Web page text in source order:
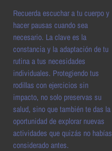
Recuerda escuchar a tu cuerpo y
hacer pausas cuando sea
necesario. La clave es la
constancia y la adaptación de tu
rutina a tus necesidades
individuales. Protegiendo tus
rodillas con ejercicios sin
impacto, no solo preservas su
salud, sino que también te das la
oportunidad de explorar nuevas
actividades que quizás no habías
considerado antes.